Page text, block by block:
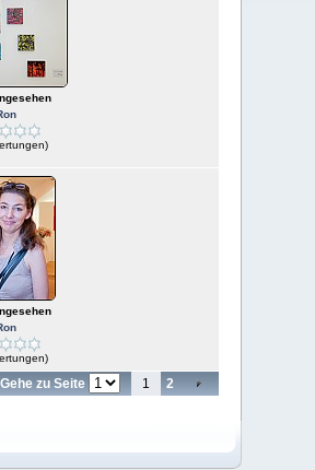
Gehe zu Seite 1 2